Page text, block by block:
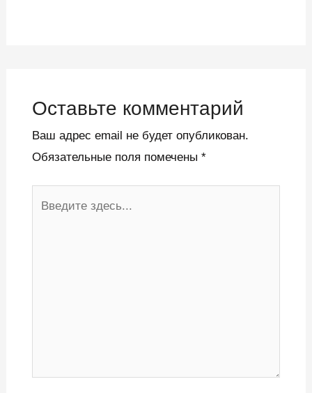
Оставьте комментарий
Ваш адрес email не будет опубликован.
Обязательные поля помечены *